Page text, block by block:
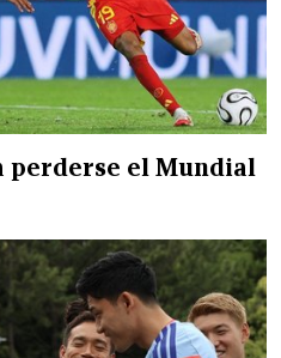
perderse el Mundial